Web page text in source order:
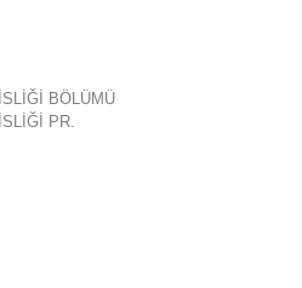
BÖLÜMÜ
PR.